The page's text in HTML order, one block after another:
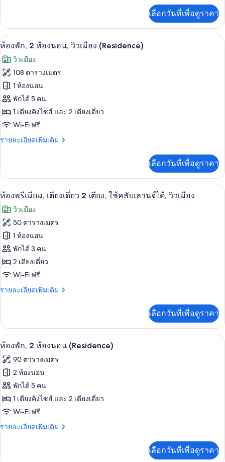
เตียง,
วิว
เมือง
เกี่ยว
กับ
ห้อง
เตียง
เดี่ยว
2
เตียง,
วิว
เมือง
เลือกวันที่เพื่อดูราคา
เปิด
ภาพถ่าย
ทั้งหมด
ของ
ห้อง
พัก,
2
ห้อง
วิว
เมือง
(Residence)
ห้องพัก, 2 ห้องนอน, วิวเมือง
7
ห้องพัก, 2 ห้องนอน, วิวเมือง (Residence)
วิวเมือง
108 ตารางเมตร
1 ห้องนอน
พักได้ 5 คน
1 เตียงคิงไซส์ และ 2 เตียงเดี่ยว
Wi-Fi ฟรี
รายละเอียดเพิ่มเติม
ราย
เกี่ยว
กับ
ห้อง
2
ห้อง
นอน,
วิว
เมือง
(Residence)
เลือกวันที่เพื่อดูราคา
เปิด
ภาพถ่าย
ทั้งหมด
ของ
ห้อง
พรีเมียม,
เตียง
เดี่ยว
เตียง,
ใช้
คลับ
เลา
นจ์
ได้,
วิว
เครื่องนอนระดับพรีเมียม, ผ้านวมขนเ
10
ห้องพรีเมียม, เตียงเดี่ยว 2 เตียง, ใช้คลับเลานจ์ได้, วิวเมือง
วิวเมือง
50 ตารางเมตร
1 ห้องนอน
พักได้ 3 คน
2 เตียงเดี่ยว
Wi-Fi ฟรี
รายละเอียดเพิ่มเติม
ราย
เกี่ยว
กับ
ห้อง
เตียง
เดี่ยว
เตียง,
ใช้
คลับ
เลา
นจ์
เลือกวันที่เพื่อดูราคา
เปิด
ภาพถ่าย
ทั้งหมด
ของ
ห้อง
พัก,
2
ห้องพัก, 2 ห้องนอน (Residence) | ครั
6
ห้องพัก, 2 ห้องนอน (Residence)
90 ตารางเมตร
2 ห้องนอน
พักได้ 5 คน
1 เตียงคิงไซส์ และ 2 เตียงเดี่ยว
Wi-Fi ฟรี
รายละเอียดเพิ่มเติม
ราย
เลือกวันที่เพื่อดูราคา